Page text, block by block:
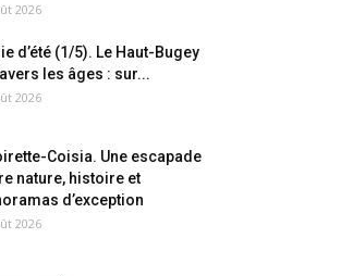
2026
d’été (1/5). Le Haut-Bugey
les âges : sur...
2026
Coisia. Une escapade
nature, histoire et
d’exception
2026